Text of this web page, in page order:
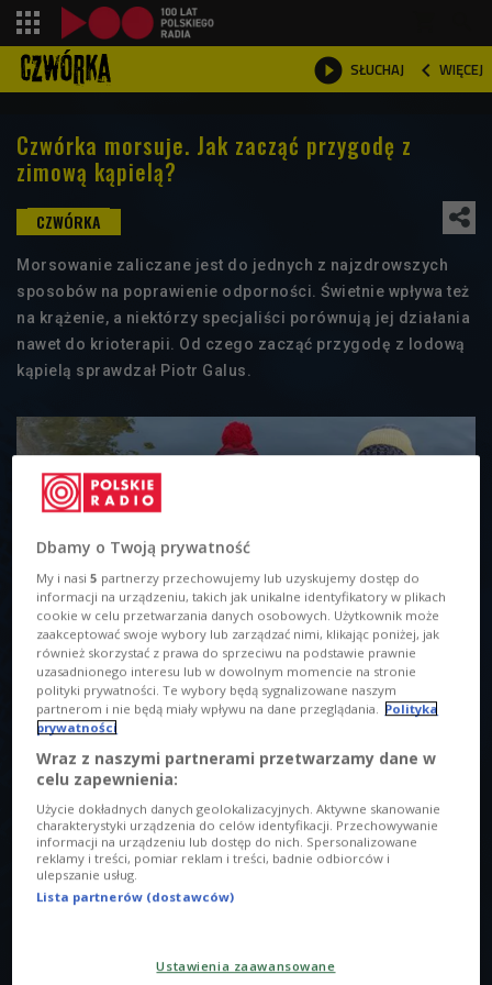
 SŁUCHAJ  WIĘCEJ

Czwórka morsuje. Jak zacząć przygodę z
zimową kąpielą?
Morsowanie zaliczane jest do jednych z najzdrowszych
sposobów na poprawienie odporności. Świetnie wpływa też
na krążenie, a niektórzy specjaliści porównują jej działania
nawet do krioterapii. Od czego zacząć przygodę z lodową
kąpielą sprawdzał Piotr Galus.
Czwórka morsuje! Sprawdź jak się do tego przygotować
Foto: Krzysztof
O AUDYCJI
00:00
Tytuł
Morsowanie. "Wejść do wody i poczuć się jak superbohater"
Dbamy o Twoją prywatność
My i nasi5 partnerzy przechowujemy lub uzyskujemy dostęp do
informacji na urządzeniu, takich jak unikalne identyfikatory w plikach
cookie w celu przetwarzania danych osobowych. Użytkownik może
zaakceptować swoje wybory lub zarządzać nimi, klikając poniżej, jak
również skorzystać z prawa do sprzeciwu na podstawie prawnie
uzasadnionego interesu lub w dowolnym momencie na stronie
polityki prywatności. Te wybory będą sygnalizowane naszym
partnerom i nie będą miały wpływu na dane przeglądania.
Polityka
prywatności
Wraz z naszymi partnerami przetwarzamy dane w
celu zapewnienia:
Użycie dokładnych danych geolokalizacyjnych. Aktywne skanowanie
charakterystyki urządzenia do celów identyfikacji. Przechowywanie
informacji na urządzeniu lub dostęp do nich. Spersonalizowane
reklamy i treści, pomiar reklam i treści, badnie odbiorców i
ulepszanie usług.
Lista partnerów (dostawców)
Ustawienia zaawansowane